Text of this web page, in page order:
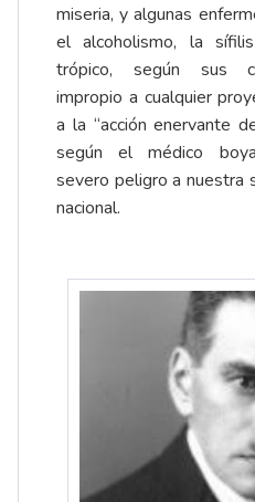
miseria, y algunas
el alcoholismo, la
trópico, según sus
impropio a cualquier
a la “acción enervante
según el médico
severo peligro a nuestra
nacional.